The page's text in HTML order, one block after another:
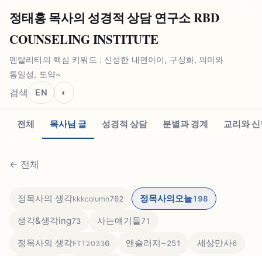
정태홍 목사의 성경적 상담 연구소 RBD
COUNSELING INSTITUTE
멘탈리티의 핵심 키워드 : 신성한 내면아이, 구상화, 의미와
통일성, 도약~
검색 EN ◐
전체 목사님 글 성경적 상담 분별과 경계 교리와
← 전체
정목사의 생각kkkcolumn762 정목사의오늘198
생각&생각ing73 사는얘기들71
정목사의 생각FTT20336 앤솔러지~251 세상만사6